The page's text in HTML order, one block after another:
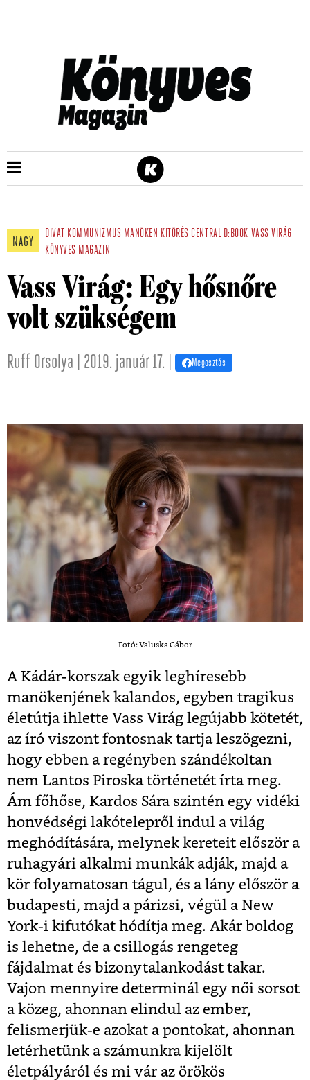
NAGY
DIVAT KOMMUNIZMUS MANÖKEN KITÖRÉS CENTRAL D:BOOK VASS VIRÁG
KÖNYVES MAGAZIN
Vass Virág: Egy hősnőre
volt szükségem
Ruff Orsolya | 2019. január 17. | Megosztás
Fotó: Valuska Gábor
A Kádár-korszak egyik leghíresebb
manökenjének kalandos, egyben tragikus
életútja ihlette Vass Virág legújabb kötetét,
az író viszont fontosnak tartja leszögezni,
hogy ebben a regényben szándékoltan
nem Lantos Piroska történetét írta meg.
Ám főhőse, Kardos Sára szintén egy vidéki
honvédségi lakótelepről indul a világ
meghódítására, melynek kereteit először a
ruhagyári alkalmi munkák adják, majd a
kör folyamatosan tágul, és a lány először a
budapesti, majd a párizsi, végül a New
York-i kifutókat hódítja meg. Akár boldog
is lehetne, de a csillogás rengeteg
fájdalmat és bizonytalankodást takar.
Vajon mennyire determinál egy női sorsot
a közeg, ahonnan elindul az ember,
felismerjük-e azokat a pontokat, ahonnan
letérhetünk a számunkra kijelölt
életpályáról és mi vár az örökös